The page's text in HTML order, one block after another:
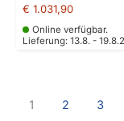
€ 1.031,90
Online verfügbar.
Lieferung: 13.8. -
1 2 3